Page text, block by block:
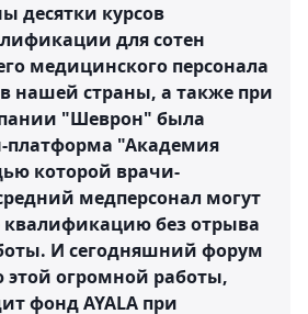
десятки курсов
для сотен
медицинского персонала
нашей страны, а также при
"Шеврон" была
платформа "Академия
которой врачи-
медперсонал могут
без отрыва
И сегодняшний форум
этой огромной работы,
фонд AYALA при